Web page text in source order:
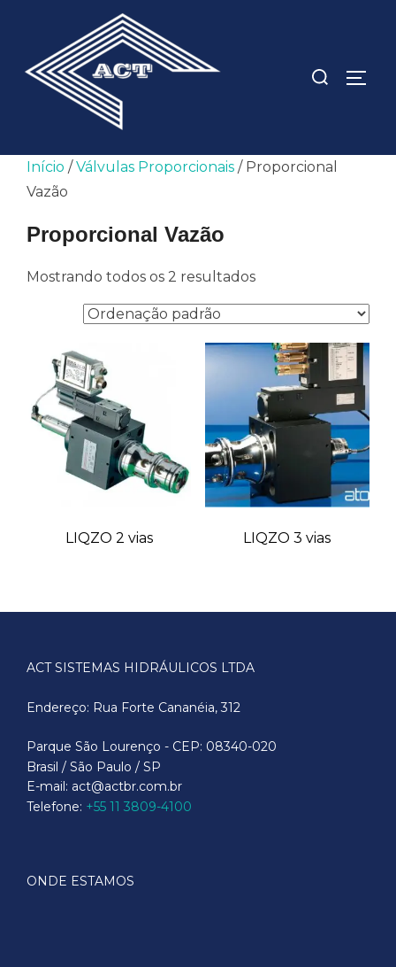
conteúdo
Pesquisar
Início /Válvulas Proporcionais / Proporcional
Vazão
Proporcional Vazão
Mostrando todos os 2 resultados
LIQZO 2 vias LIQZO 3 vias
ACT SISTEMAS HIDRÁULICOS LTDA
Endereço: Rua Forte Cananéia, 312
Parque São Lourenço - CEP: 08340-020
Brasil / São Paulo / SP
E-mail: act@actbr.com.br
Telefone: +55 11 3809-4100
ONDE ESTAMOS